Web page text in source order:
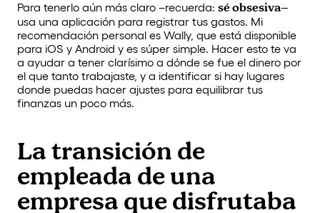
Para tenerlo aún más claro –recuerda: sé obsesiva–
usa una aplicación para registrar tus gastos. Mi
recomendación personal es Wally, que está disponible
para iOS y Android y es súper simple. Hacer esto te va
a ayudar a tener clarísimo a dónde se fue el dinero por
el que tanto trabajaste, y a identificar si hay lugares
donde puedas hacer ajustes para equilibrar tus
finanzas un poco más.
La transición de
empleada de una
empresa que disfrutaba